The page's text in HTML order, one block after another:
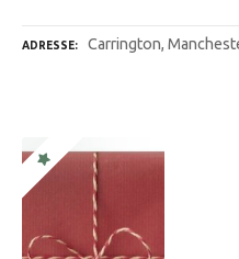
ADRESSE Carrington,